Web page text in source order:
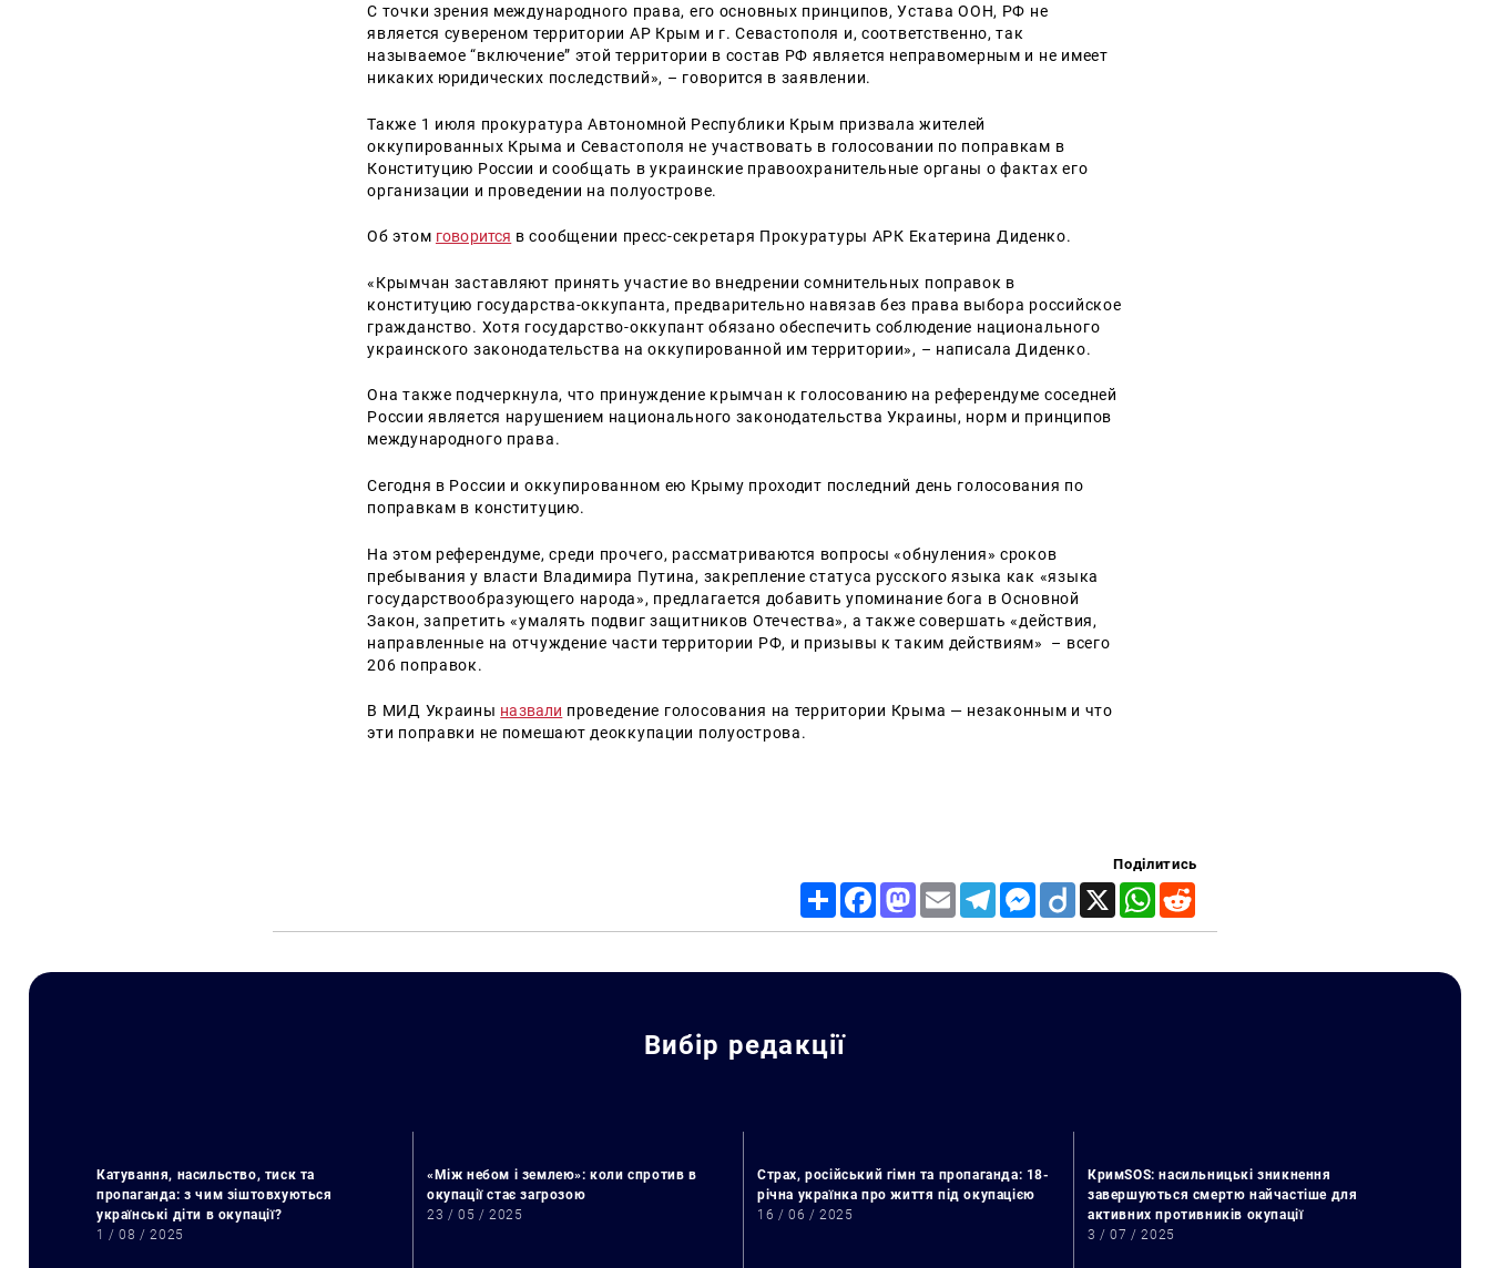
С точки зрения международного права, его основных принципов, Устава ООН, РФ не
является сувереном территории АР Крым и г. Севастополя и, соответственно, так
называемое “включение” этой территории в состав РФ является неправомерным и не имеет
никаких юридических последствий», – говорится в заявлении.
Также 1 июля прокуратура Автономной Республики Крым призвала жителей
оккупированных Крыма и Севастополя не участвовать в голосовании по поправкам в
Конституцию России и сообщать в украинские правоохранительные органы о фактах его
организации и проведении на полуострове.
Об этом говорится в сообщении пресс-секретаря Прокуратуры АРК Екатерина Диденко.
«Крымчан заставляют принять участие во внедрении сомнительных поправок в
конституцию государства-оккупанта, предварительно навязав без права выбора российское
гражданство. Хотя государство-оккупант обязано обеспечить соблюдение национального
украинского законодательства на оккупированной им территории», – написала Диденко.
Она также подчеркнула, что принуждение крымчан к голосованию на референдуме соседней
России является нарушением национального законодательства Украины, норм и принципов
международного права.
Сегодня в России и оккупированном ею Крыму проходит последний день голосования по
поправкам в конституцию.
На этом референдуме, среди прочего, рассматриваются вопросы «обнуления» сроков
пребывания у власти Владимира Путина, закрепление статуса русского языка как «языка
государствообразующего народа», предлагается добавить упоминание бога в Основной
Закон, запретить «умалять подвиг защитников Отечества», а также совершать «действия,
направленные на отчуждение части территории РФ, и призывы к таким действиям» – всего
206 поправок.
В МИД Украины назвали проведение голосования на территории Крыма — незаконным и что
эти поправки не помешают деоккупации полуострова.
Поділитись
Share FacebookMastodon
Email TelegramMessenger
Diigo X WhatsApp
Вибір редакції
Катування, насильство, тиск та
пропаганда: з чим зіштовхуються
українські діти в окупації?
1 / 08 / 2025
«Між небом і землею»: коли спротив в
окупації стає загрозою
23 / 05 / 2025
Страх, російський гімн та пропаганда: 18-
річна українка про життя під окупацією
16 / 06 / 2025
КримSOS: насильницькі зникнення
завершуються смертю найчастіше для
активних противників окупації
3 / 07 / 2025